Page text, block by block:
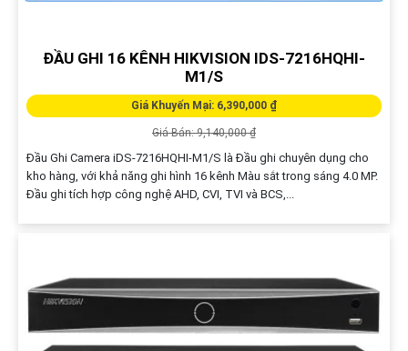
ĐẦU GHI 16 KÊNH HIKVISION IDS-7216HQHI-
M1/S
Giá Khuyến Mại: 6,390,000 ₫
Giá Bán: 9,140,000 ₫
Đầu Ghi Camera iDS-7216HQHI-M1/S là Đầu ghi chuyên dụng cho
kho hàng, với khả năng ghi hình 16 kênh Màu sắt trong sáng 4.0 MP.
Đầu ghi tích hợp công nghệ AHD, CVI, TVI và BCS,...